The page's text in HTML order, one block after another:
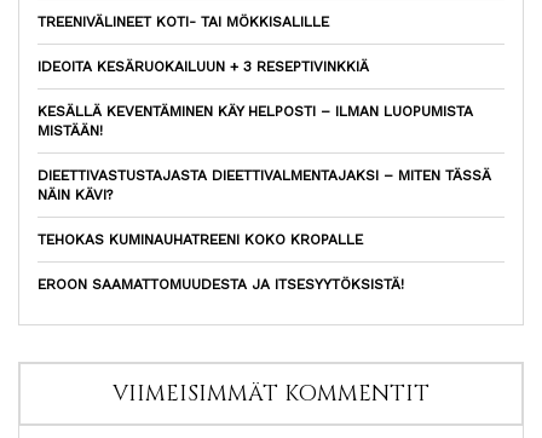
TREENIVÄLINEET KOTI- TAI MÖKKISALILLE
IDEOITA KESÄRUOKAILUUN + 3 RESEPTIVINKKIÄ
KESÄLLÄ KEVENTÄMINEN KÄY HELPOSTI – ILMAN LUOPUMISTA
MISTÄÄN!
DIEETTIVASTUSTAJASTA DIEETTIVALMENTAJAKSI – MITEN TÄSSÄ
NÄIN KÄVI?
TEHOKAS KUMINAUHATREENI KOKO KROPALLE
EROON SAAMATTOMUUDESTA JA ITSESYYTÖKSISTÄ!
VIIMEISIMMÄT KOMMENTIT